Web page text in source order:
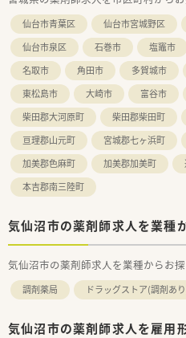
仙台市青葉区 仙台市宮城野区
仙台市泉区
石巻市 塩竈市
名取市
角田市 多賀城市
東松島市
大崎市 富谷市
柴田郡大河原町
柴田郡柴田町
亘理郡山元町
宮城郡七ヶ浜町
加美郡色麻町
加美郡加美町
本吉郡南三陸町
気仙沼市の薬剤師求人を業種
気仙沼市の薬剤師求人を業種からお探
調剤薬局 ドラッグストア(調剤あ
気仙沼市の薬剤師求人を雇用